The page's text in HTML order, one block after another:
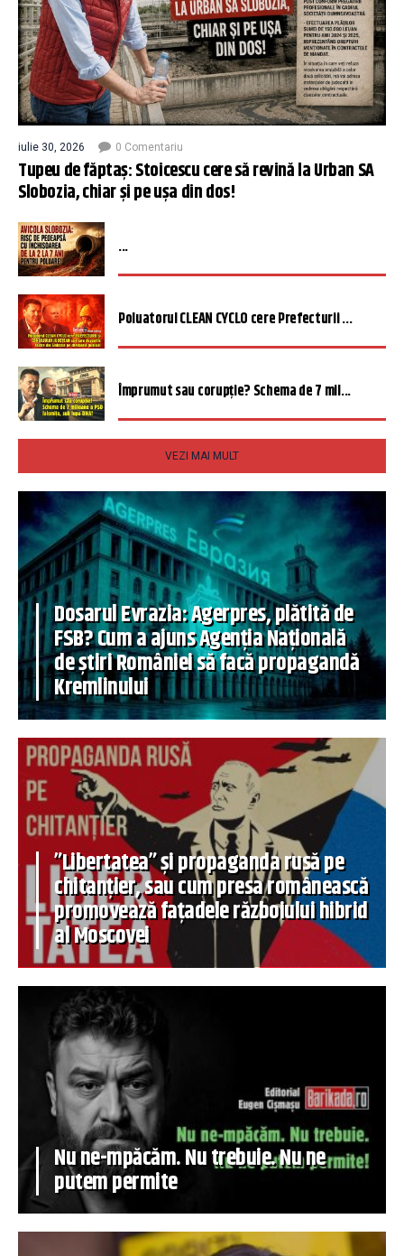
iulie 30, 2026 0 Comentariu
Tupeu de făptaș: Stoicescu cere să revină la Urban SA
Slobozia, chiar și pe ușa din dos!
...
Poluatorul CLEAN CYCLO cere Prefecturii ...
Împrumut sau corupție? Schema de 7 mil...
VEZI MAI MULT
Dosarul Evrazia: Agerpres, plătită de
FSB? Cum a ajuns Agenția Națională
de știri României să facă propagandă
Kremlinului
”Libertatea” și propaganda rusă pe
chitanțier, sau cum presa românească
promovează fațadele războiului hibrid
al Moscovei
Nu ne-mpăcăm. Nu trebuie. Nu ne
putem permite